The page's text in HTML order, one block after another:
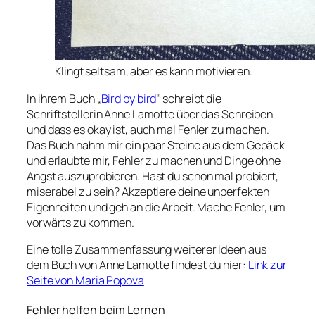
Klingt seltsam, aber es kann motivieren.
In ihrem Buch „Bird by bird“ schreibt die
Schriftstellerin Anne Lamotte über das Schreiben
und dass es okay ist, auch mal Fehler zu machen.
Das Buch nahm mir ein paar Steine aus dem Gepäck
und erlaubte mir, Fehler zu machen und Dinge ohne
Angst auszuprobieren. Hast du schon mal probiert,
miserabel zu sein? Akzeptiere deine unperfekten
Eigenheiten und geh an die Arbeit. Mache Fehler, um
vorwärts zu kommen.
Eine tolle Zusammenfassung weiterer Ideen aus
dem Buch von Anne Lamotte findest du hier: Link zur
Seite von Maria Popova
Fehler helfen beim Lernen